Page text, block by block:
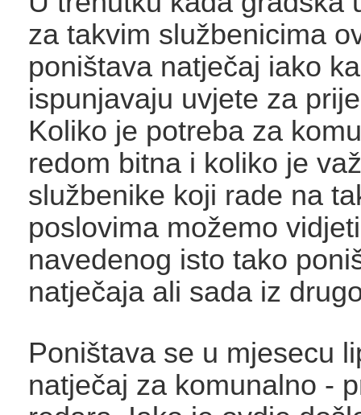
za takvim službenicima
poništava natječaj iako
ispunjavaju uvjete za
Koliko je potreba za
redom bitna i koliko je
službenike koji rade na
poslovima možemo
navedenog isto tako
natječaja ali sada iz
Poništava se u mjesecu
natječaj za komunalno -